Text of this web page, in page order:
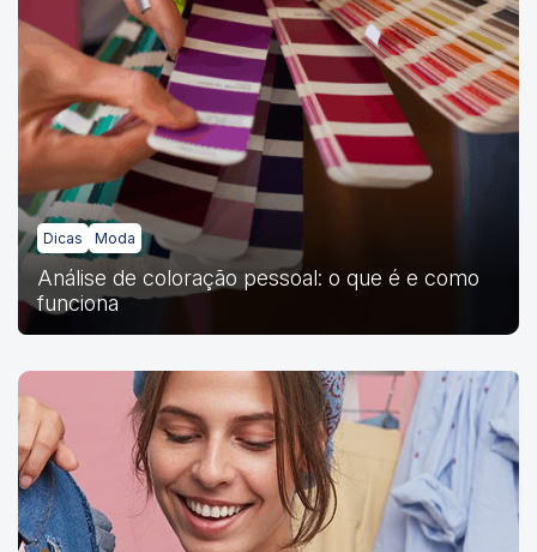
Dicas Moda
Análise de coloração pessoal: o que é e como
funciona